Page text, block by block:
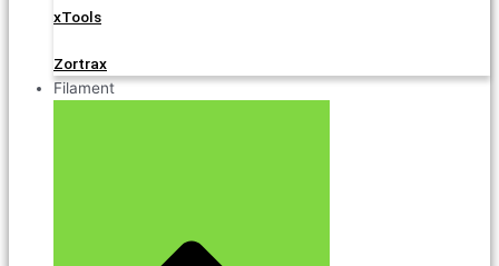
xTools
Zortrax
Filament